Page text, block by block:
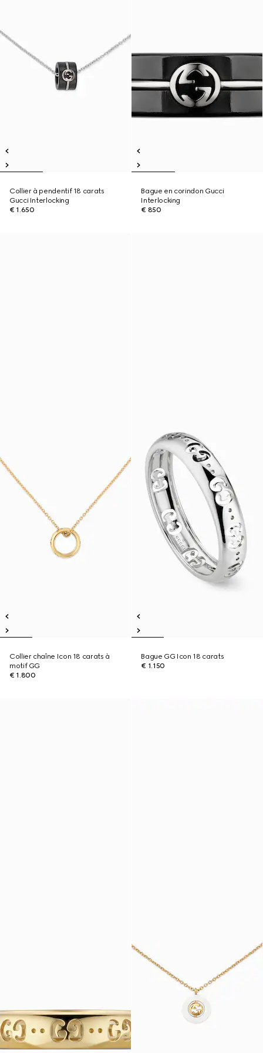
Collier à pendentif 18 carats
Gucci Interlocking
€ 1.650
Bague en corindon Gucci
Interlocking
€ 850
Collier chaîne Icon 18 carats à
motif GG
€ 1.800
Bague GG Icon 18 carats
€ 1.150